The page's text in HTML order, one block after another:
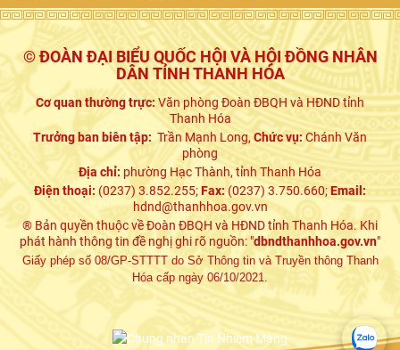
© ĐOÀN ĐẠI BIỂU QUỐC HỘI VÀ HỘI ĐỒNG NHÂN
DÂN TỈNH THANH HÓA
Cơ quan thường trực:Văn phòng Đoàn ĐBQH và HĐND tỉnh
Thanh Hóa
Trưởng ban biên tập: Trần Mạnh Long,Chức vụ:Chánh Văn
phòng
Địa chỉ: phường Hạc Thành, tỉnh Thanh Hóa
Điện thoại: (0237) 3.852.255;Fax:(0237) 3.750.660;Email:
hdnd@thanhhoa.gov.vn
® Bản quyền thuộc về Đoàn ĐBQH và HĐND tỉnh Thanh Hóa. Khi
phát hành thông tin đề nghị ghi rõ nguồn: "dbndthanhhoa.gov.vn"
Giấy phép số 08/GP-STTTT do Sở Thông tin và Truyền thông Thanh
Hóa cấp ngày 06/10/2021.